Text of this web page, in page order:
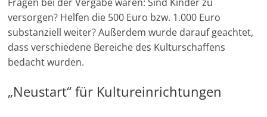
versorgen? Helfen die 500 Euro bzw. 1.000 Euro
substanziell weiter? Außerdem wurde darauf geachtet,
dass verschiedene Bereiche des Kulturschaffens
bedacht wurden.
„Neustart“ für Kultureinrichtungen